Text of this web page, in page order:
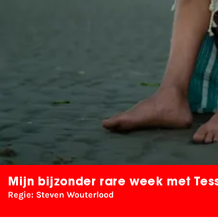
Mijn bijzonder rare week met
Regie: Steven Wouterlood